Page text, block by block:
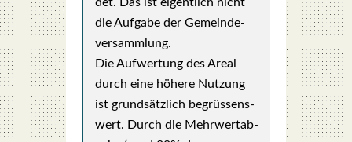
die Auf­ga­be der Gemein­de­
ver­samm­lung.
Die Auf­wer­tung des Are­al
durch eine höhe­re Nut­zung
ist grund­sätz­lich begrüs­sens­
wert. Durch die Mehr­wert­ab­